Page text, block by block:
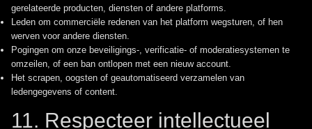
gerelateerde producten, diensten of andere platforms.
Leden om commerciële redenen van het platform wegsturen, of hen
werven voor andere diensten.
Pogingen om onze beveiligings-, verificatie- of moderatiesystemen te
omzeilen, of een ban ontlopen met een nieuw account.
Het scrapen, oogsten of geautomatiseerd verzamelen van
ledengegevens of content.
11. Respecteer intellectueel